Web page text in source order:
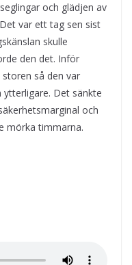
och glädjen av
var ett tag sen sist
skulle
den det. Inför
så den var
Det sänkte
och
mörka timmarna.